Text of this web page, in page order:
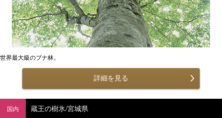
世界最大級のブナ林。
詳細を見る
国内 蔵王の樹氷/宮城県